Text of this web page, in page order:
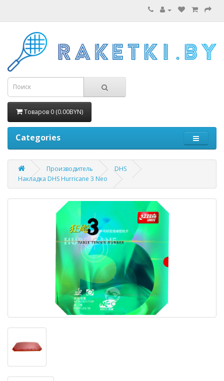
Товаров 0 (0.00BYN)
Categories
Производитель
DHS
Накладка DHS Hurricane 3 Neo